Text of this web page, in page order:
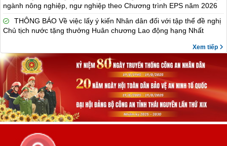
ngành nông nghiệp, ngư nghiệp theo Chương trình EPS năm 2026
THÔNG BÁO Về việc lấy ý kiến Nhân dân đối với tập thể đề nghị
Chủ tịch nước tặng thưởng Huân chương Lao động hạng Nhất
Xem tiếp